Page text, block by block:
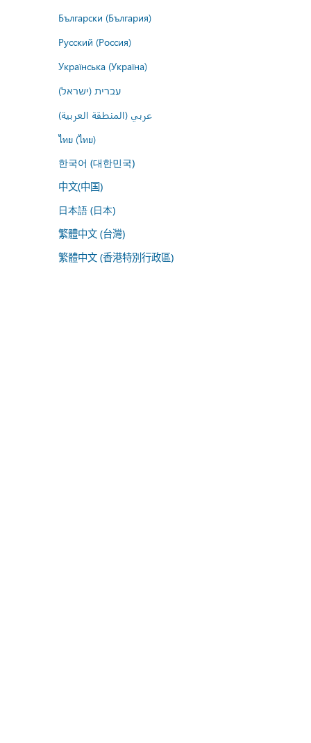
Български (България)
Русский (Россия)
Українська (Україна)
עברית (ישראל)
عربي (المنطقة العربية)
ไทย (ไทย)
한국어 (대한민국)
中文(中国)
日本語 (日本)
繁體中文 (台灣)
繁體中文 (香港特別行政區)